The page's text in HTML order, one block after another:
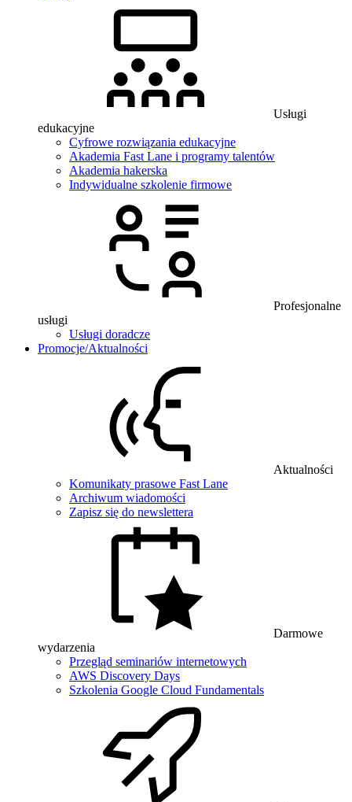
Usługi
edukacyjne
Cyfrowe rozwiązania edukacyjne
Akademia Fast Lane i programy talentów
Akademia hakerska
Indywidualne szkolenie firmowe
Profesjonalne
usługi
Usługi doradcze
Promocje/Aktualności
Aktualności
Komunikaty prasowe Fast Lane
Archiwum wiadomości
Zapisz się do newslettera
Darmowe
wydarzenia
Przegląd seminariów internetowych
AWS Discovery Days
Szkolenia Google Cloud Fundamentals